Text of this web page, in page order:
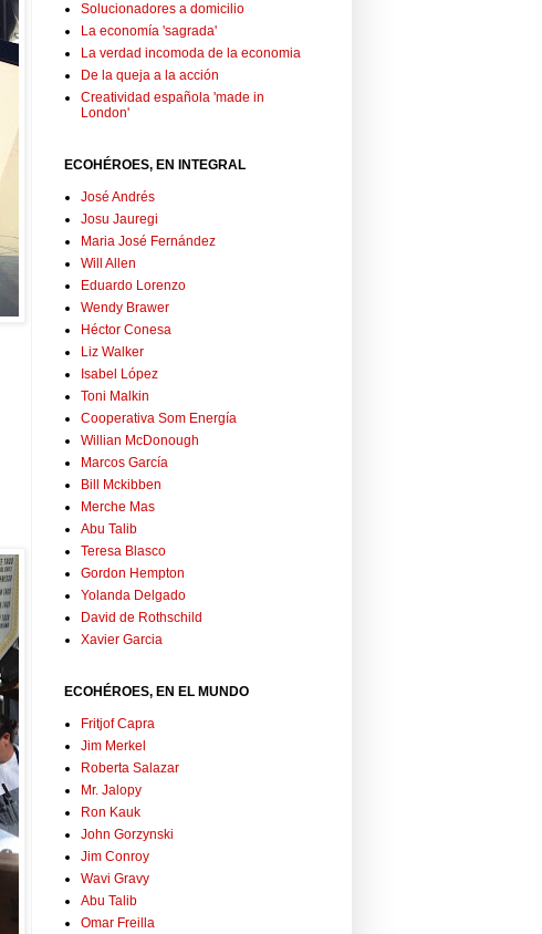
Solucionadores a domicilio
La economía 'sagrada'
La verdad incomoda de la economia
De la queja a la acción
Creatividad española 'made in
London'
ECOHÉROES, EN INTEGRAL
José Andrés
Josu Jauregi
Maria José Fernández
Will Allen
Eduardo Lorenzo
Wendy Brawer
Héctor Conesa
Liz Walker
Isabel López
Toni Malkin
Cooperativa Som Energía
Willian McDonough
Marcos García
Bill Mckibben
Merche Mas
Abu Talib
Teresa Blasco
Gordon Hempton
Yolanda Delgado
David de Rothschild
Xavier Garcia
ECOHÉROES, EN EL MUNDO
Fritjof Capra
Jim Merkel
Roberta Salazar
Mr. Jalopy
Ron Kauk
John Gorzynski
Jim Conroy
Wavi Gravy
Abu Talib
Omar Freilla